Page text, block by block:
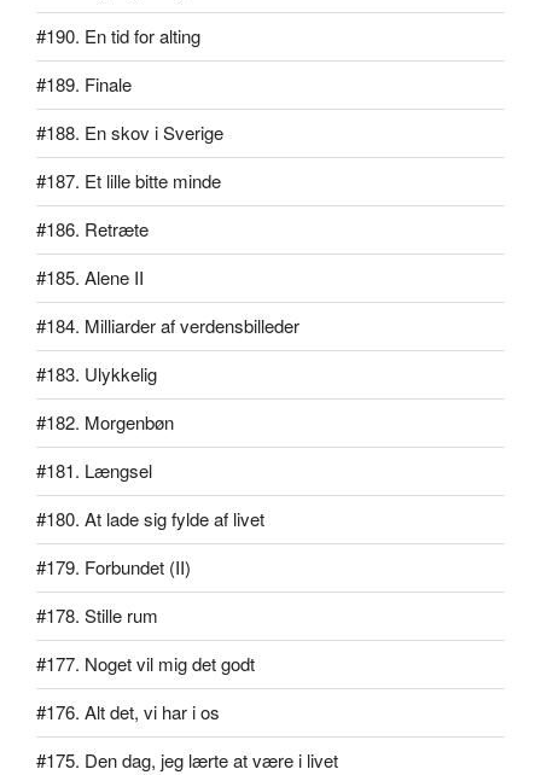
#190. En tid for alting
#189. Finale
#188. En skov i Sverige
#187. Et lille bitte minde
#186. Retræte
#185. Alene II
#184. Milliarder af verdensbilleder
#183. Ulykkelig
#182. Morgenbøn
#181. Længsel
#180. At lade sig fylde af livet
#179. Forbundet (II)
#178. Stille rum
#177. Noget vil mig det godt
#176. Alt det, vi har i os
#175. Den dag, jeg lærte at være i livet